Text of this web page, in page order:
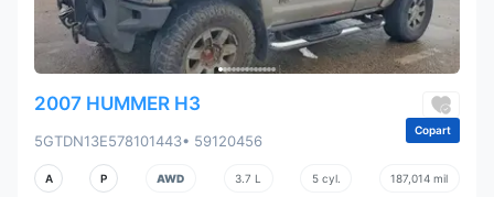
2007 HUMMER H3
5GTDN13E578101443• 59120456
Copart
A P AWD 3.7 L 5 cyl. 187,014 mil